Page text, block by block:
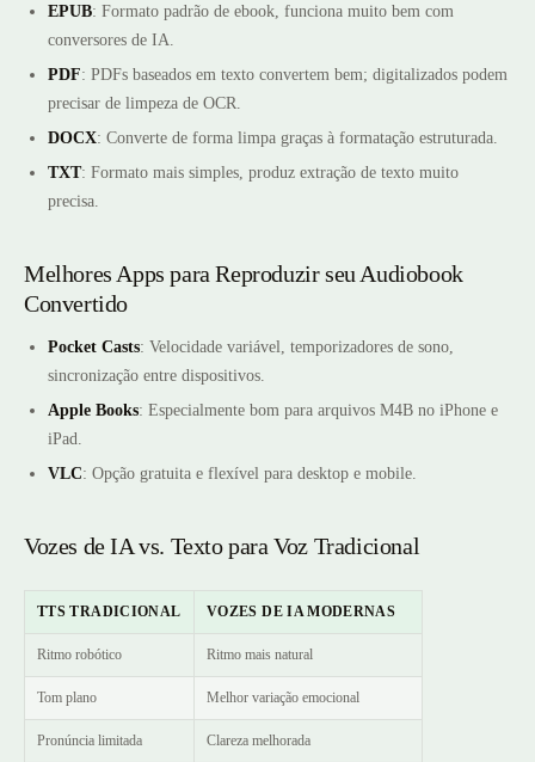
EPUB: Formato padrão de ebook, funciona muito bem com
conversores de IA.
PDF: PDFs baseados em texto convertem bem; digitalizados podem
precisar de limpeza de OCR.
DOCX: Converte de forma limpa graças à formatação estruturada.
TXT: Formato mais simples, produz extração de texto muito
precisa.
Melhores Apps para Reproduzir seu Audiobook
Convertido
Pocket Casts: Velocidade variável, temporizadores de sono,
sincronização entre dispositivos.
Apple Books: Especialmente bom para arquivos M4B no iPhone e
iPad.
VLC: Opção gratuita e flexível para desktop e mobile.
Vozes de IA vs. Texto para Voz Tradicional
TTS TRADICIONAL VOZES DE IA MODERNAS
Ritmo robótico Ritmo mais natural
Tom plano Melhor variação emocional
Pronúncia limitada Clareza melhorada